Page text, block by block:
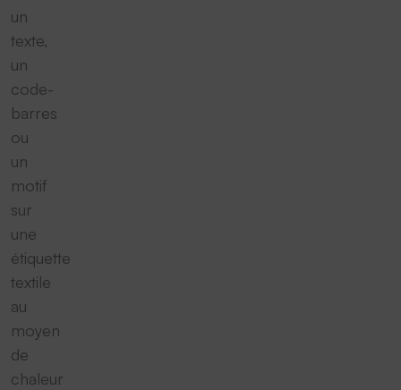
un
texte,
un
code-
barres
ou
un
motif
sur
une
étiquette
textile
au
moyen
de
chaleur